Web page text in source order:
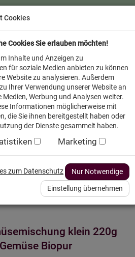
Vorrat SPAREN AllesFinder
Service FAQ
Hund Futterzusätze
klein 220g
Biopur
Cookies
Cookies Sie erlauben möchten!
Inhalte und Anzeigen zu
für soziale Medien anbieten zu können
Website zu analysieren. Außerdem
Ihrer Verwendung unserer Website an
Werbung und Analysen weiter.
Informationen möglicherweise mit
die Sie ihnen bereitgestellt haben oder
der Dienste gesammelt haben.
Marketing
zum Datenschutz Nur Notwendige
Einstellung übernehmen